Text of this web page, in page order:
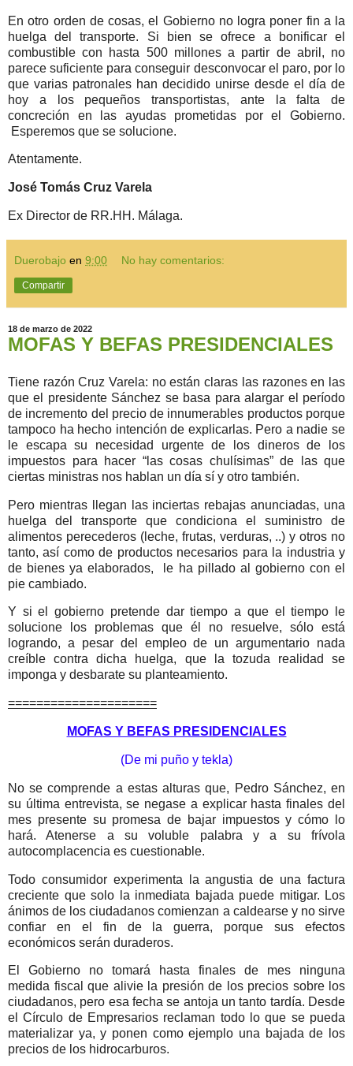
En otro orden de cosas, el Gobierno no logra poner fin a la
huelga del transporte. Si bien se ofrece a bonificar el
combustible con hasta 500 millones a partir de abril, no
parece suficiente para conseguir desconvocar el paro, por lo
que varias patronales han decidido unirse desde el día de
hoy a los pequeños transportistas, ante la falta de
concreción en las ayudas prometidas por el Gobierno.
Esperemos que se solucione.
Atentamente.
José Tomás Cruz Varela
Ex Director de RR.HH. Málaga.
Duerobajo en 9:00 No hay comentarios:
Compartir
18 de marzo de 2022
MOFAS Y BEFAS PRESIDENCIALES
Tiene razón Cruz Varela: no están claras las razones en las
que el presidente Sánchez se basa para alargar el período
de incremento del precio de innumerables productos porque
tampoco ha hecho intención de explicarlas. Pero a nadie se
le escapa su necesidad urgente de los dineros de los
impuestos para hacer “las cosas chulísimas” de las que
ciertas ministras nos hablan un día sí y otro también.
Pero mientras llegan las inciertas rebajas anunciadas, una
huelga del transporte que condiciona el suministro de
alimentos perecederos (leche, frutas, verduras, ..) y otros no
tanto, así como de productos necesarios para la industria y
de bienes ya elaborados, le ha pillado al gobierno con el
pie cambiado.
Y si el gobierno pretende dar tiempo a que el tiempo le
solucione los problemas que él no resuelve, sólo está
logrando, a pesar del empleo de un argumentario nada
creíble contra dicha huelga, que la tozuda realidad se
imponga y desbarate su planteamiento.
=====================
MOFAS Y BEFAS PRESIDENCIALES
(De mi puño y tekla)
No se comprende a estas alturas que, Pedro Sánchez, en
su última entrevista, se negase a explicar hasta finales del
mes presente su promesa de bajar impuestos y cómo lo
hará. Atenerse a su voluble palabra y a su frívola
autocomplacencia es cuestionable.
Todo consumidor experimenta la angustia de una factura
creciente que solo la inmediata bajada puede mitigar. Los
ánimos de los ciudadanos comienzan a caldearse y no sirve
confiar en el fin de la guerra, porque sus efectos
económicos serán duraderos.
El Gobierno no tomará hasta finales de mes ninguna
medida fiscal que alivie la presión de los precios sobre los
ciudadanos, pero esa fecha se antoja un tanto tardía. Desde
el Círculo de Empresarios reclaman todo lo que se pueda
materializar ya, y ponen como ejemplo una bajada de los
precios de los hidrocarburos.